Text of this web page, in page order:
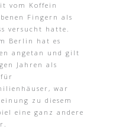
vom Koffein
Fingern als
versucht hatte.
Berlin hat es
angetan und gilt
Jahren als
war
zu diesem
eine ganz andere